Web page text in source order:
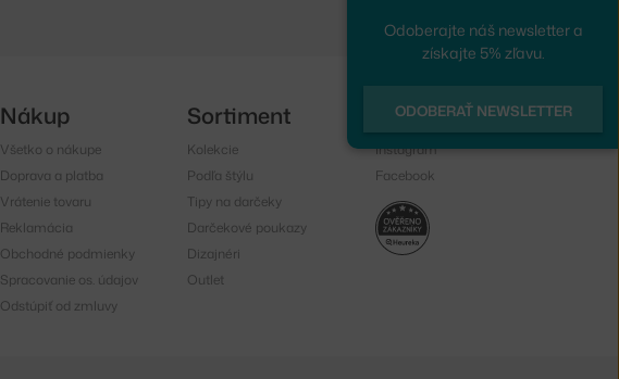
Odoberajte náš newsletter a
získajte 5% zľavu.
ODOBERAŤ NEWSLETTER
Nákup
Všetko o nákupe
Doprava a platba
Vrátenie tovaru
Reklamácia
Obchodné podmienky
Spracovanie os. údajov
Odstúpiť od zmluvy
Sortiment
Kolekcie
Podľa štýlu
Tipy na darčeky
Darčekové poukazy
Dizajnéri
Outlet
Sledujte nás
Instagram
Facebook